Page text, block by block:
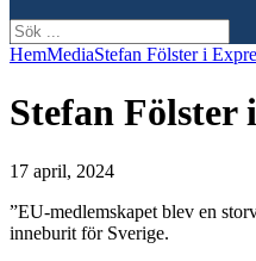
HemMediaStefan Fölster i
Stefan Fölster
17 april, 2024
”EU-medlemskapet blev en
inneburit för Sverige.